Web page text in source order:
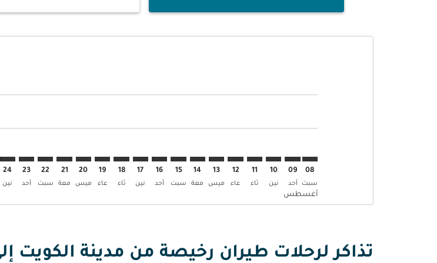
08
سبت
أغسطس
09
أحد
10
نين
11
ثاء
12
عاء
13
ميس
14
معة
15
سبت
16
أحد
17
نين
18
ثاء
19
عاء
20
ميس
21
معة
22
سبت
23
أحد
24
نين
تذاكر لرحلات طيران رخيصة من مدينة الكويت